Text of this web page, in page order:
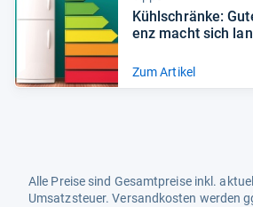
Kühl­schränke:
enz macht sich
Zum Artikel
Alle Preise sind Gesamtpreise inkl.
Umsatzsteuer. Versandkosten werden